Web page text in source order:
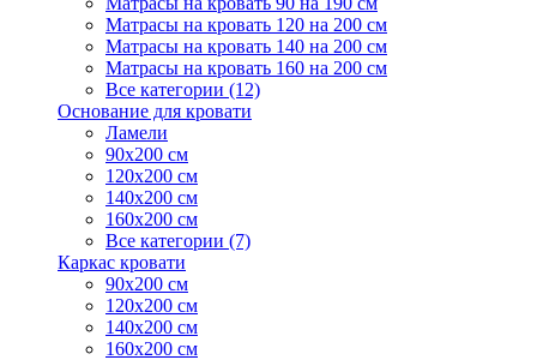
Матрасы на кровать 120 на 200 см
Матрасы на кровать 140 на 200 см
Матрасы на кровать 160 на 200 см
Все категории (12)
Основание для кровати
Ламели
90х200 см
120х200 см
140х200 см
160х200 см
Все категории (7)
Каркас кровати
90х200 см
120х200 см
140х200 см
160х200 см